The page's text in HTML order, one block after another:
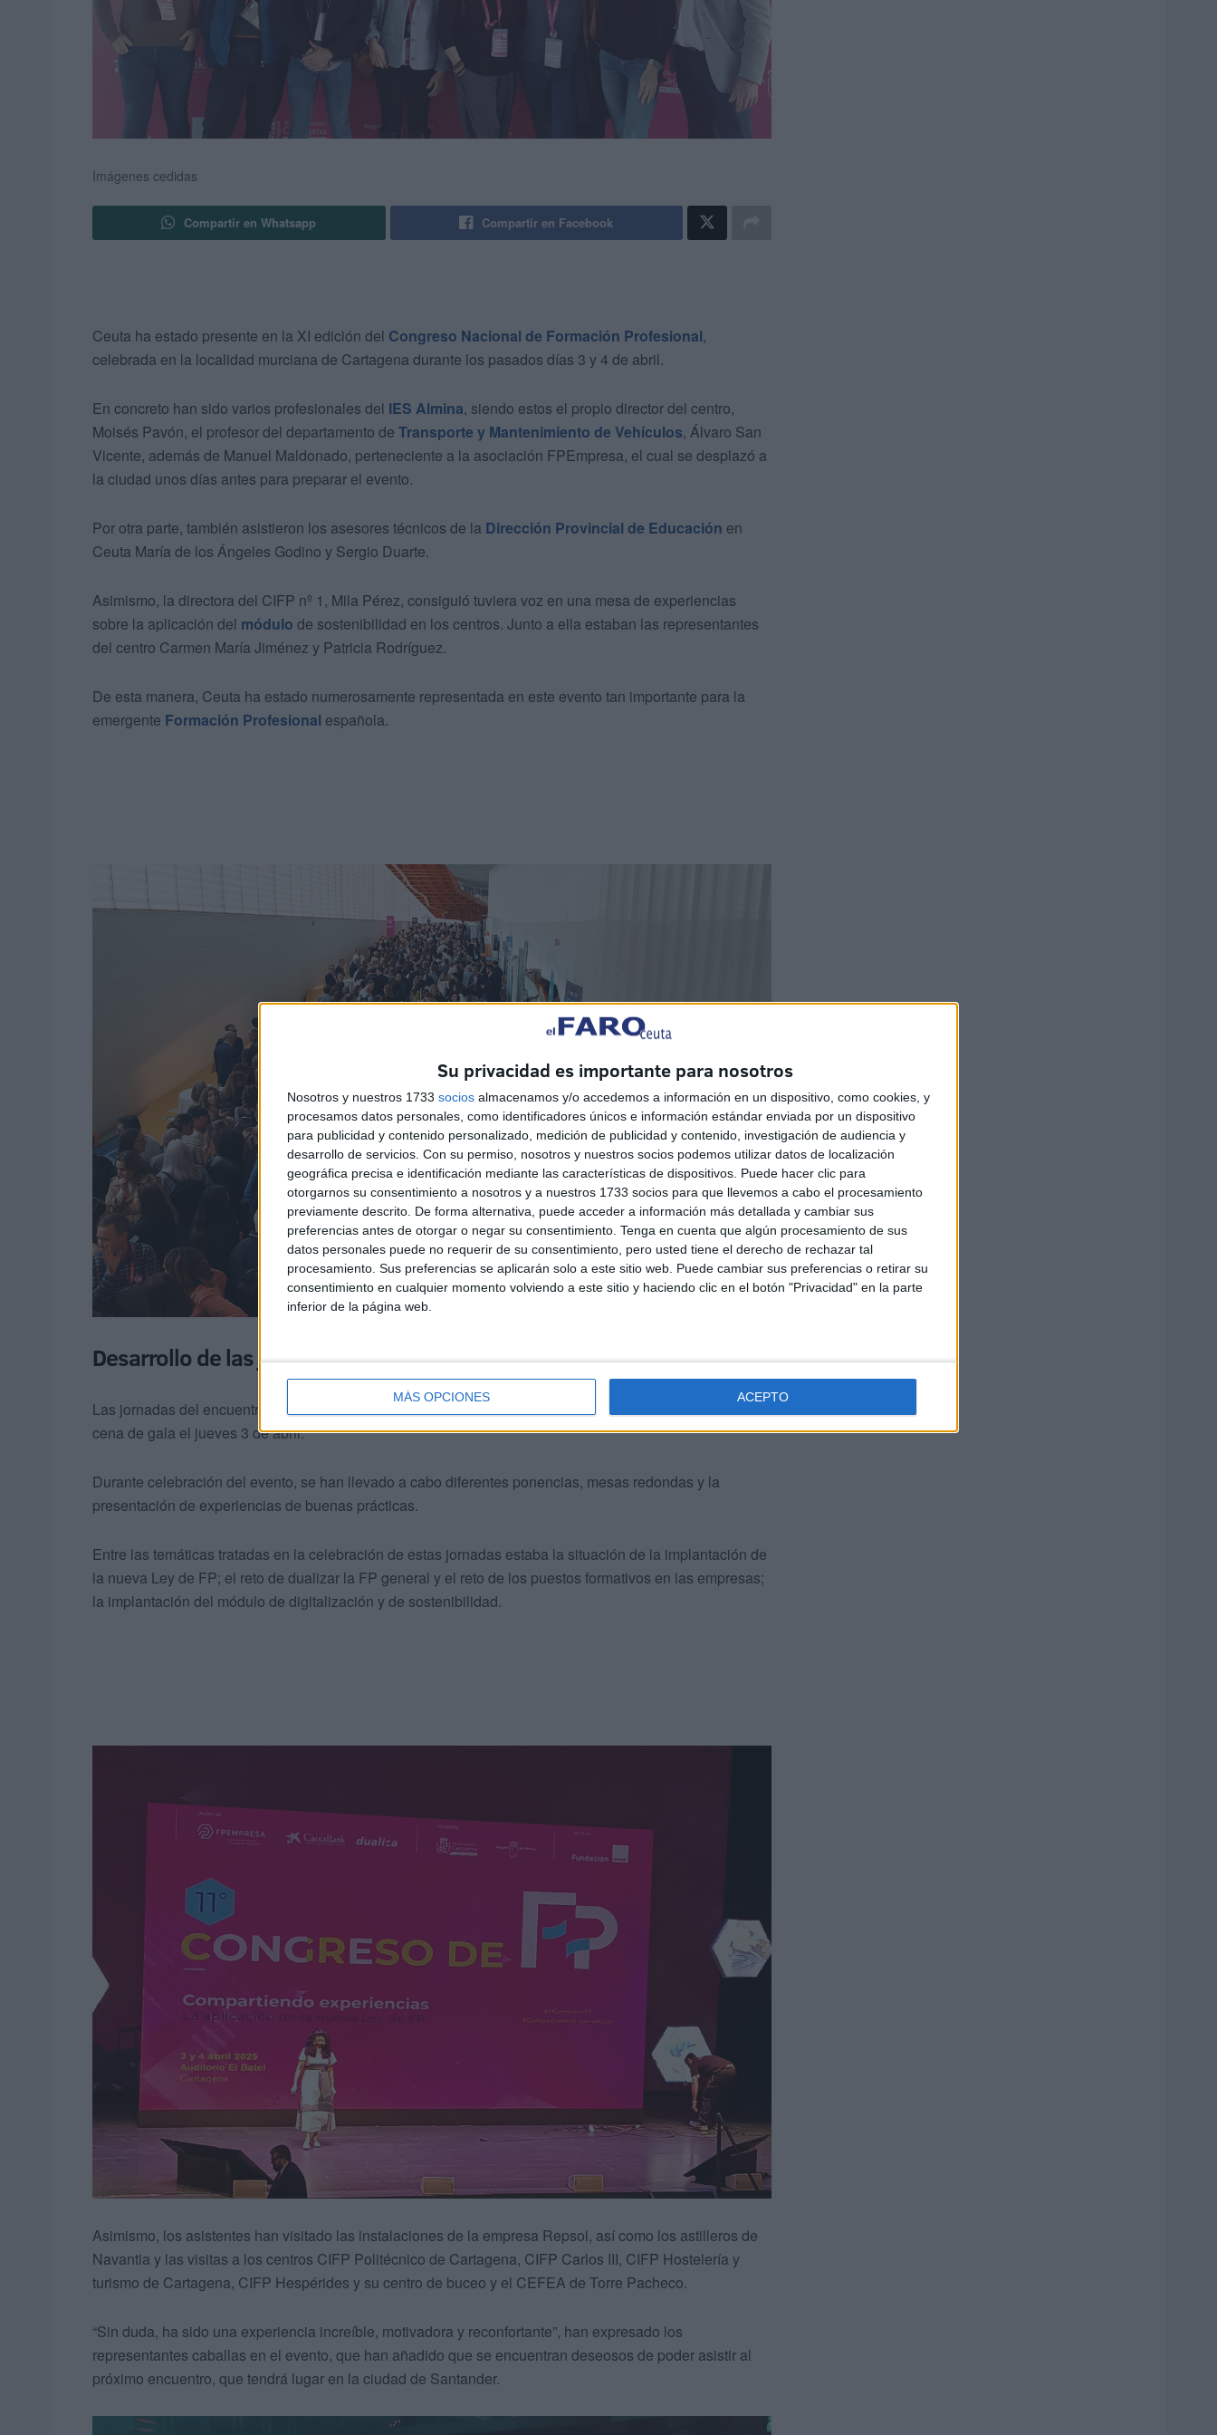
Su privacidad es importante para nosotros
Nosotros y nuestros 1733 socios almacenamos y/o accedemos a información en un dispositivo, como cookies, y
procesamos datos personales, como identificadores únicos e información estándar enviada por un dispositivo
para publicidad y contenido personalizado, medición de publicidad y contenido, investigación de audiencia y
desarrollo de servicios. Con su permiso, nosotros y nuestros socios podemos utilizar datos de localización
geográfica precisa e identificación mediante las características de dispositivos. Puede hacer clic para
otorgarnos su consentimiento a nosotros y a nuestros 1733 socios para que llevemos a cabo el procesamiento
previamente descrito. De forma alternativa, puede acceder a información más detallada y cambiar sus
preferencias antes de otorgar o negar su consentimiento. Tenga en cuenta que algún procesamiento de sus
datos personales puede no requerir de su consentimiento, pero usted tiene el derecho de rechazar tal
procesamiento. Sus preferencias se aplicarán solo a este sitio web. Puede cambiar sus preferencias o retirar su
consentimiento en cualquier momento volviendo a este sitio y haciendo clic en el botón "Privacidad" en la parte
inferior de la página web.
MÁS OPCIONES ACEPTO
Imágenes cedidas
Compartir en Whatsapp Compartir en Facebook
Ceuta ha estado presente en la XI edición del Congreso Nacional de Formación Profesional,
celebrada en la localidad murciana de Cartagena durante los pasados días 3 y 4 de abril.
En concreto han sido varios profesionales del IES Almina, siendo estos el propio director del centro,
Moisés Pavón, el profesor del departamento de Transporte y Mantenimiento de Vehículos, Álvaro San
Vicente, además de Manuel Maldonado, perteneciente a la asociación FPEmpresa, el cual se desplazó a
la ciudad unos días antes para preparar el evento.
Por otra parte, también asistieron los asesores técnicos de la Dirección Provincial de Educación en
Ceuta María de los Ángeles Godino y Sergio Duarte.
Asimismo, la directora del CIFP nº 1, Mila Pérez, consiguió tuviera voz en una mesa de experiencias
sobre la aplicación del módulo de sostenibilidad en los centros. Junto a ella estaban las representantes
del centro Carmen María Jiménez y Patricia Rodríguez.
De esta manera, Ceuta ha estado numerosamente representada en este evento tan importante para la
emergente Formación Profesional española.
Desarrollo de las jornadas
Las jornadas del encuentro se han celebrado en horario de mañana y tarde, además de tener lugar la
cena de gala el jueves 3 de abril.
Durante celebración del evento, se han llevado a cabo diferentes ponencias, mesas redondas y la
presentación de experiencias de buenas prácticas.
Entre las temáticas tratadas en la celebración de estas jornadas estaba la situación de la implantación de
la nueva Ley de FP; el reto de dualizar la FP general y el reto de los puestos formativos en las empresas;
la implantación del módulo de digitalización y de sostenibilidad.
Asimismo, los asistentes han visitado las instalaciones de la empresa Repsol, así como los astilleros de
Navantia y las visitas a los centros CIFP Politécnico de Cartagena, CIFP Carlos III, CIFP Hostelería y
turismo de Cartagena, CIFP Hespérides y su centro de buceo y el CEFEA de Torre Pacheco.
“Sin duda, ha sido una experiencia increíble, motivadora y reconfortante”, han expresado los
representantes caballas en el evento, que han añadido que se encuentran deseosos de poder asistir al
próximo encuentro, que tendrá lugar en la ciudad de Santander.